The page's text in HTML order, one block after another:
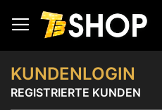
Inhalt
springen
KUNDENLOGIN
REGISTRIERTE KUNDEN